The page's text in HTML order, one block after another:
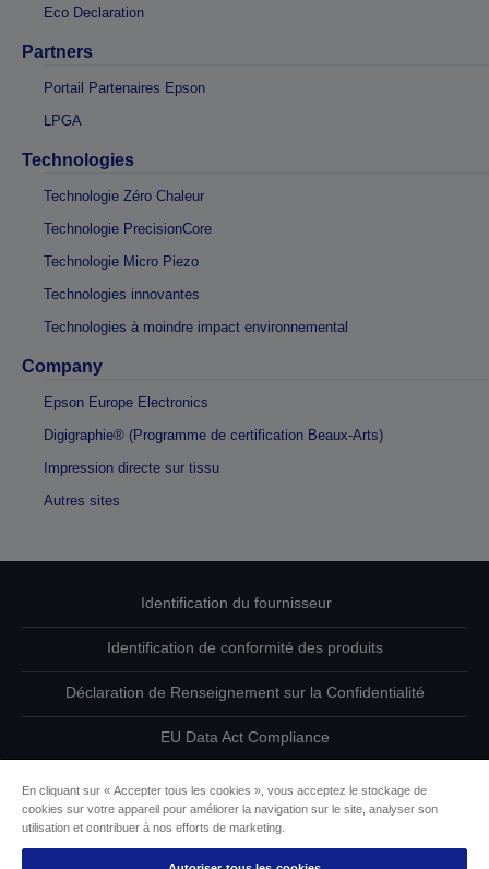
Eco Declaration
Partners
Portail Partenaires Epson
LPGA
Technologies
Technologie Zéro Chaleur
Technologie PrecisionCore
Technologie Micro Piezo
Technologies innovantes
Technologies à moindre impact environnemental
Company
Epson Europe Electronics
Digigraphie® (Programme de certification Beaux-Arts)
Impression directe sur tissu
Autres sites
Identification du fournisseur
Identification de conformité des produits
Déclaration de Renseignement sur la Confidentialité
EU Data Act Compliance
Informations sur les cookies
En cliquant sur « Accepter tous les cookies », vous acceptez le stockage de
cookies sur votre appareil pour améliorer la navigation sur le site, analyser son
utilisation et contribuer à nos efforts de marketing.